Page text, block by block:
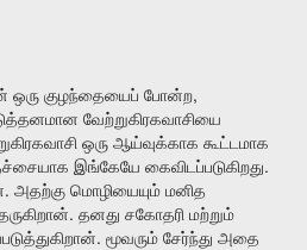
ஒரு குழந்தையைப் போன்ற,
வேற்றுகிரகவாசியை
ஒரு ஆய்வுக்காக கூட்டமாக
இங்கேயே கைவிடப்படுகிறது.
. அதற்கு மொழியையும் மனித
. தனது சகோதரி மற்றும்
. மூவரும் சேர்ந்து அதை